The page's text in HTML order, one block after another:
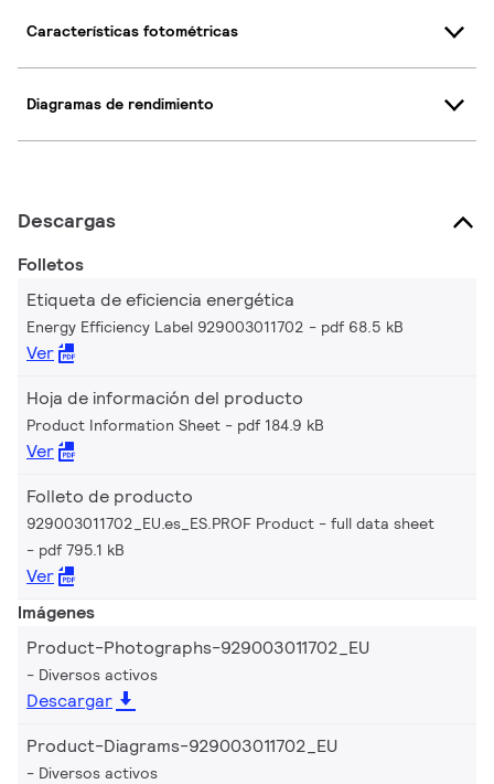
Características fotométricas
Diagramas de rendimiento
Descargas
Folletos
Etiqueta de eficiencia energética
Energy Efficiency Label 929003011702 pdf 68.5 kB
Ver
Hoja de información del producto
Product Information Sheet pdf 184.9 kB
Ver
Folleto de producto
929003011702_EU.es_ES.PROF Product - full data sheet
pdf 795.1 kB
Ver
Imágenes
Product-Photographs-929003011702_EU
Diversos activos
Descargar
Product-Diagrams-929003011702_EU
Diversos activos